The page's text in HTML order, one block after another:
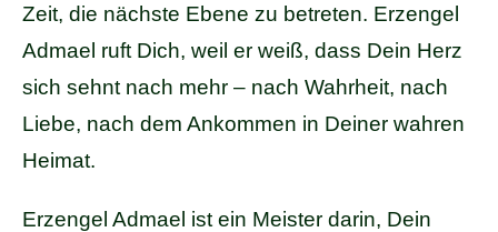
Zeit, die nächste Ebene zu betreten. Erzengel
Admael ruft Dich, weil er weiß, dass Dein Herz
sich sehnt nach mehr – nach Wahrheit, nach
Liebe, nach dem Ankommen in Deiner wahren
Heimat.
Erzengel Admael ist ein Meister darin, Dein